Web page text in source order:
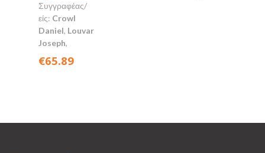
Συγγραφέας/
είς: Crowl
Daniel, Louvar
Joseph,
€65.89